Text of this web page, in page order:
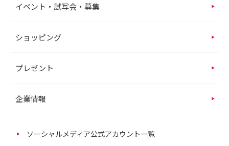
イベント・試写会・募集
ショッピング
プレゼント
企業情報
ソーシャルメディア公式アカウント一覧